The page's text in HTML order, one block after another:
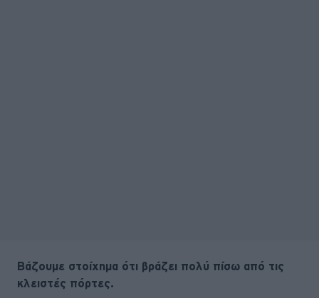
Βάζουμε στοίχημα ότι βράζει πολύ πίσω από τις
κλειστές πόρτες.